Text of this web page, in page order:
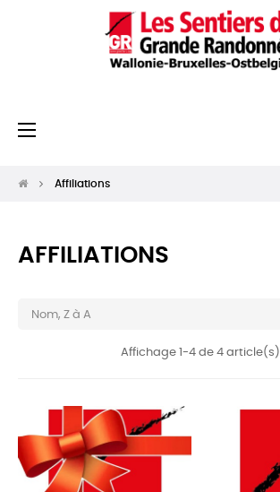
Basculer
☰
Affiliations
AFFILIATIONS
Nom, Z à A
Affichage 1-4 de 4 article(s)